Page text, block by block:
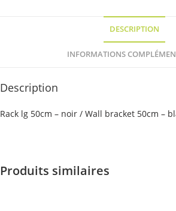
DESCRIPTION
INFORMATIONS
Description
Rack lg 50cm – noir / Wall bracket 50cm –
Produits similaires